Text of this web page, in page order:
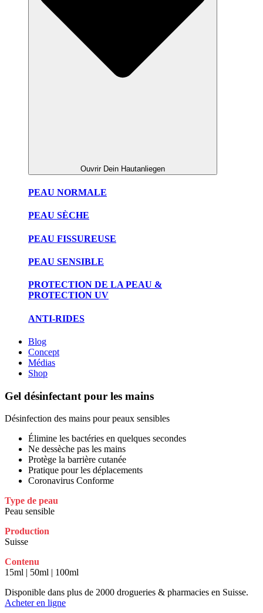
Ouvrir Dein Hautanliegen
PEAU NORMALE
PEAU SÈCHE
PEAU FISSUREUSE
PEAU SENSIBLE
PROTECTION DE LA PEAU &
PROTECTION UV
ANTI-RIDES
Blog
Concept
Médias
Shop
Gel désinfectant pour les mains
Désinfection des mains pour peaux sensibles
Élimine les bactéries en quelques secondes
Ne dessèche pas les mains
Protège la barrière cutanée
Pratique pour les déplacements
Coronavirus Conforme
Type de peau
Peau sensible
Production
Suisse
Contenu
15ml | 50ml | 100ml
Disponible dans plus de 2000 drogueries & pharmacies en Suisse.
Acheter en ligne